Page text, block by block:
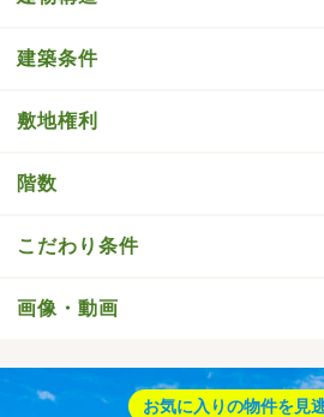
建築条件
敷地権利
階数
こだわり条件
画像・動画
お気に入りの物件を見